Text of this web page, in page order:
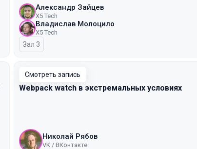
Александр Зайцев
X5 Tech
Владислав Молоцило
X5 Tech
Зал 3
Смотреть запись
Webpack watch в экстремальных условиях
Николай Рябов
VK / ВКонтакте